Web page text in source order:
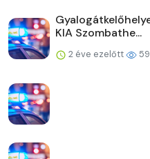
KIA Szombathe...
2 éve ezelőtt